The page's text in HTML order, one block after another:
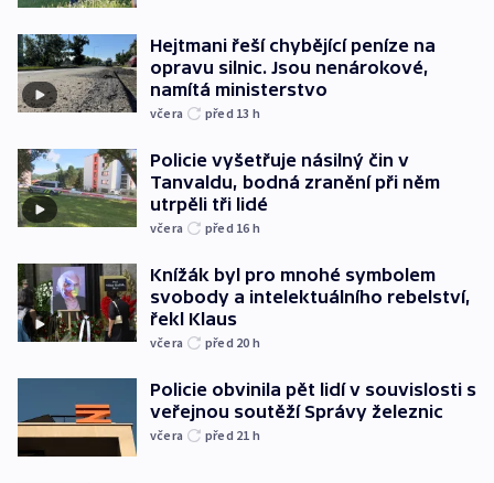
Hejtmani řeší chybějící peníze na
opravu silnic. Jsou nenárokové,
namítá ministerstvo
včera před 13 h
Policie vyšetřuje násilný čin v
Tanvaldu, bodná zranění při něm
utrpěli tři lidé
včera před 16 h
Knížák byl pro mnohé symbolem
svobody a intelektuálního rebelství,
řekl Klaus
včera před 20 h
Policie obvinila pět lidí v souvislosti s
veřejnou soutěží Správy železnic
včera před 21 h